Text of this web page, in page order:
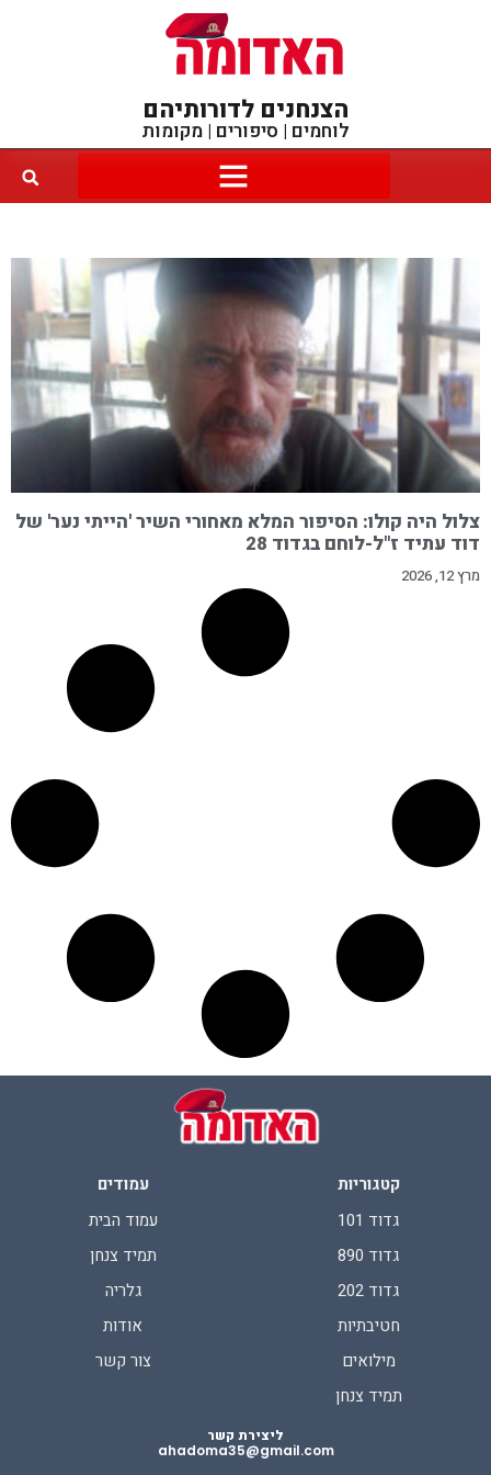
הצנחנים לדורותיהם
לוחמים | סיפורים | מקומות
צלול היה קולו: הסיפור המלא מאחורי השיר 'הייתי נער' של
דוד עתיד ז"ל-לוחם בגדוד 28
מרץ 12, 2026
קטגוריות
גדוד 101
גדוד 890
גדוד 202
חטיבתיות
מילואים
תמיד צנחן
עמודים
עמוד הבית
תמיד צנחן
גלריה
אודות
צור קשר
ליצירת קשר
ahadoma35@gmail.com